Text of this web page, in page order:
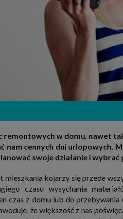
2.
3. Za
móc
Cię
celów.
Na
remontowych w domu, nawet
nam cennych dni urlopowych.
swoje działanie i
mieszkania kojarzy się przede
czasu wysychania
czas z domu lub do
że większość z nas